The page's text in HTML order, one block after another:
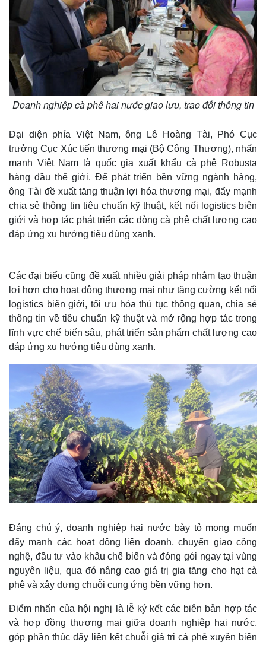
Thế giới
Quan sát
Cuộc sống đó đây
Hồ sơ
Multimedia
Video
Ảnh
E-Magazine
Infographic
Doanh nghiệp cà phê hai nước giao lưu, trao đổi thông tin
Đại diện phía Việt Nam, ông Lê Hoàng Tài, Phó Cục
trưởng Cục Xúc tiến thương mại (Bộ Công Thương), nhấn
mạnh Việt Nam là quốc gia xuất khẩu cà phê Robusta
hàng đầu thế giới. Để phát triển bền vững ngành hàng,
ông Tài đề xuất tăng thuận lợi hóa thương mại, đẩy mạnh
chia sẻ thông tin tiêu chuẩn kỹ thuật, kết nối logistics biên
giới và hợp tác phát triển các dòng cà phê chất lượng cao
đáp ứng xu hướng tiêu dùng xanh.
Các đại biểu cũng đề xuất nhiều giải pháp nhằm tạo thuận
lợi hơn cho hoạt động thương mại như tăng cường kết nối
logistics biên giới, tối ưu hóa thủ tục thông quan, chia sẻ
thông tin về tiêu chuẩn kỹ thuật và mở rộng hợp tác trong
lĩnh vực chế biến sâu, phát triển sản phẩm chất lượng cao
đáp ứng xu hướng tiêu dùng xanh.
Đáng chú ý, doanh nghiệp hai nước bày tỏ mong muốn
đẩy mạnh các hoạt động liên doanh, chuyển giao công
nghệ, đầu tư vào khâu chế biến và đóng gói ngay tại vùng
nguyên liệu, qua đó nâng cao giá trị gia tăng cho hạt cà
phê và xây dựng chuỗi cung ứng bền vững hơn.
Điểm nhấn của hội nghị là lễ ký kết các biên bản hợp tác
và hợp đồng thương mại giữa doanh nghiệp hai nước,
góp phần thúc đẩy liên kết chuỗi giá trị cà phê xuyên biên